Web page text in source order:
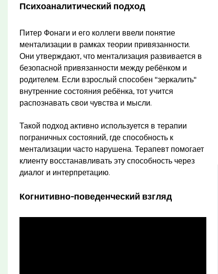
Психоаналитический подход
Питер Фонаги и его коллеги ввели понятие
ментализации в рамках теории привязанности.
Они утверждают, что ментализация развивается в
безопасной привязанности между ребёнком и
родителем. Если взрослый способен "зеркалить"
внутренние состояния ребёнка, тот учится
распознавать свои чувства и мысли.
Такой подход активно используется в терапии
пограничных состояний, где способность к
ментализации часто нарушена. Терапевт помогает
клиенту восстанавливать эту способность через
диалог и интерпретацию.
Когнитивно-поведенческий взгляд